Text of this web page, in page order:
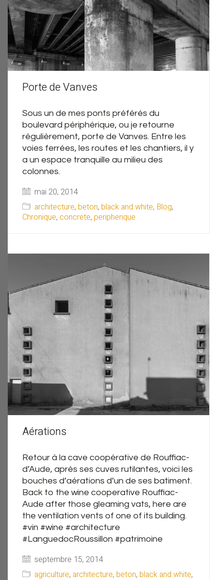
Porte de Vanves
Sous un de mes ponts préférés du
boulevard périphérique, ou je retourne
régulièrement, porte de Vanves. Entre les
voies ferrées, les routes et les chantiers, il y
a un espace tranquille au milieu des
colonnes.
mai 20, 2014
architecture, beton, black and white, Blog,
Chronique, concrete, peripherique
Aérations
Retour à la cave coopérative de Rouffiac-
d’Aude, après ses cuves rutilantes, voici les
bouches d’aérations d’un de ses batiment.
Back to the wine cooperative Rouffiac-
Aude after those gleaming vats, here are
the ventilation vents of one of its building.
#vin #wine #architecture
#LanguedocRoussillon #patrimoine
septembre 15, 2014
agriculture, architecture, beton, black and white,